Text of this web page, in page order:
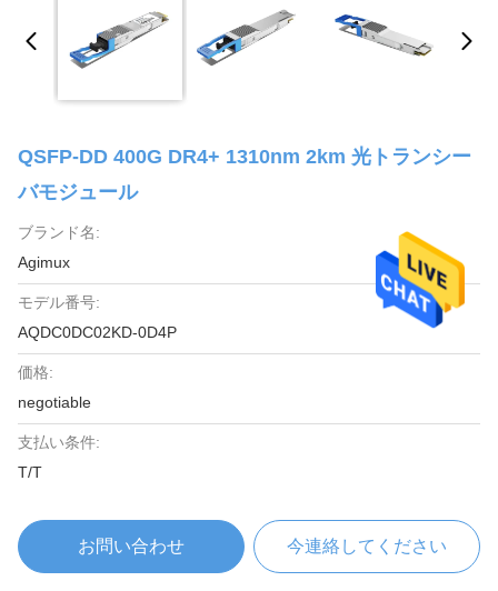
QSFP-DD 400G DR4+ 1310nm 2km 光トランシー
バモジュール
ブランド名:
Agimux
モデル番号:
AQDC0DC02KD-0D4P
価格:
negotiable
支払い条件:
T/T
お問い合わせ 今連絡してください